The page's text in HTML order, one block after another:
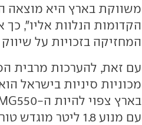
משווקת בארץ היא מוצאה
הקדומות הנלוות אליו", כך
המחזיקה בזכויות על שיווק SAIC בישראל.
עם זאת, להערכות מרבית
מכוניות סיניות בישראל